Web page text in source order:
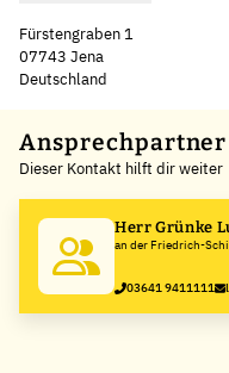
Fürstengraben 1
07743 Jena
Deutschland
+
−
Ansprechpartner
Dieser Kontakt hilft dir weiter
Herr Grünke
an der Friedrich-
03641 9411111